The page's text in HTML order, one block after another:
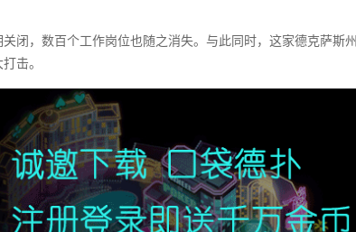
闭，数百个工作岗位也随之消失。与此同时，这家德克萨斯
击。